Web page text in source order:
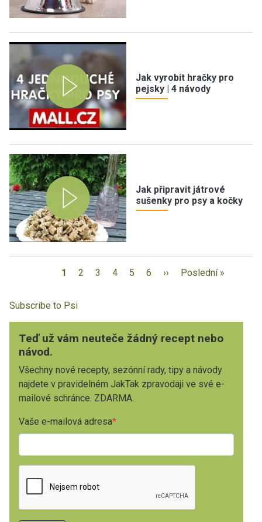
Jak vyrobit hračky pro
pejsky | 4 návody
Jak připravit játrové
sušenky pro psy a kočky
1 2 3 4 5 6 ›› Poslední »
Subscribe to Psi
Teď už vám neuteče žádný recept nebo
návod.
Všechny nové recepty, sezónní rady, tipy a návody
najdete v pravidelném JakTak zpravodaji ve své e-
mailové schránce. ZDARMA.
Vaše e-mailová adresa